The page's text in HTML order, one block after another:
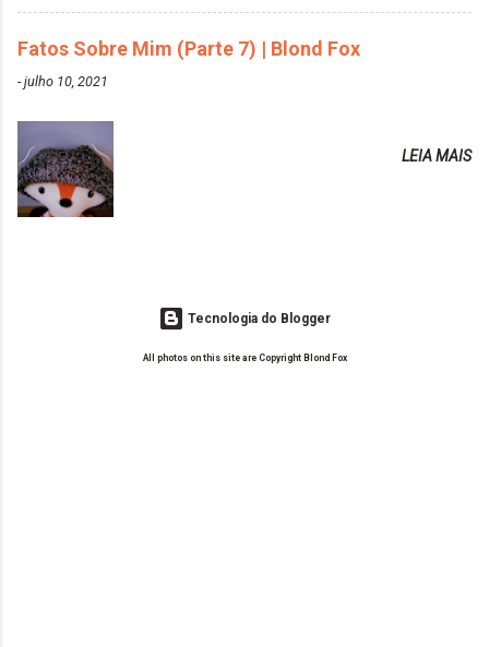
Ozzy Lilac
em meu cabelo, pois, sempre jogava tinta em cima
Qual a parte chata da vida de Blogueira? Às vezes, a criatividade vai
embora... O que tem de melhor em ser Blogueira? Ver o seu trabalho
sendo reconhecido. Aonde deseja chegar com o seu Blog? Muito
além daquilo que imagino. Seu blog pra você é profissional ou passa-
tempo? Vejo como sendo profissional. Me empenho muito fazendo
tudo para ele. Quais blogs acompanha, e quais indica? Eu acompanho
o Drilly Design e comecei a ler as postagens do antigo blog da Sweet
Carol "Magic Days". Tem sido fácil o convívio com seguidoras e
leitoras? Claro. Seu blog já esta como quer, ou ainda ...
Fatos Sobre Mim (Parte 7) | Blond Fox
-julho 10, 2021
LEIA MAIS
Tecnologia do Blogger
All photos on this site are Copyright Blond Fox